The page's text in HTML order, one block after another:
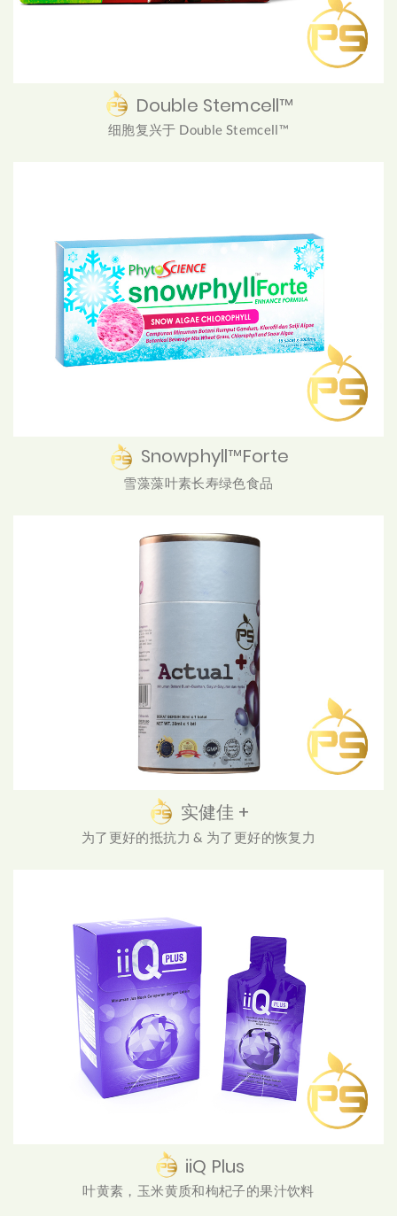
Double Stemcell™
细胞复兴于 Double Stemcell™
Snowphyll™Forte
雪藻藻叶素长寿绿色食品
实健佳 +
为了更好的抵抗力 & 为了更好的恢复力
iiQ Plus
叶黄素，玉米黄质和枸杞子的果汁饮料